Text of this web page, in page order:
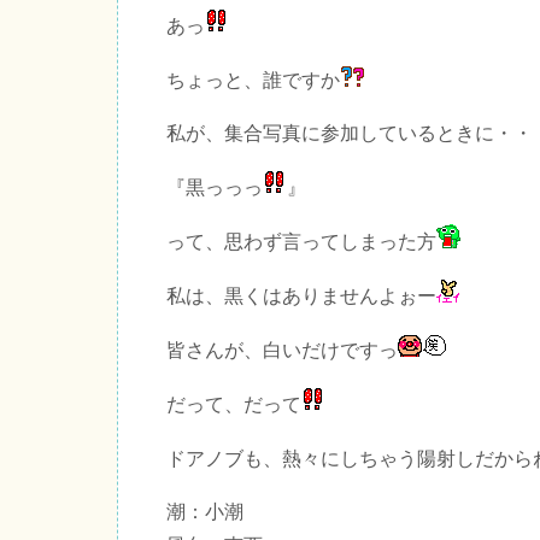
あっ
ちょっと、誰ですか
私が、集合写真に参加しているときに・・
『黒っっっ 』
って、思わず言ってしまった方
私は、黒くはありませんよぉー
皆さんが、白いだけですっ
だって、だって
ドアノブも、熱々にしちゃう陽射しだから
潮：小潮